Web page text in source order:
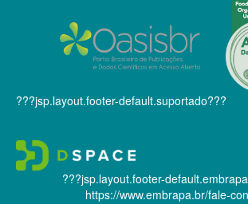
???jsp.layout.footer-default.suportado???
???jsp.layout.footer-
https://www.embrapa.br/fale-